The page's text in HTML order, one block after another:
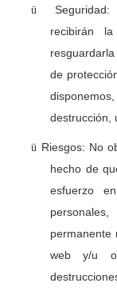
ü
recibirán
de
destrucción,
ü Riesgos: No
hecho de
esfuerzo
permanente
web y/u